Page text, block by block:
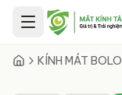
Chuyển đến nội
KÍNH MÁT